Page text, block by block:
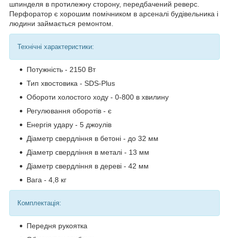
шпинделя в протилежну сторону, передбачений реверс.
Перфоратор є хорошим помічником в арсеналі будівельника і
людини займається ремонтом.
Технічні характеристики:
Потужність - 2150 Вт
Тип хвостовика - SDS-Plus
Обороти холостого ходу - 0-800 в хвилину
Регулювання оборотів - є
Енергія удару - 5 джоулів
Діаметр свердління в бетоні - до 32 мм
Діаметр свердління в металі - 13 мм
Діаметр свердління в дереві - 42 мм
Вага - 4,8 кг
Комплектація:
Передня рукоятка